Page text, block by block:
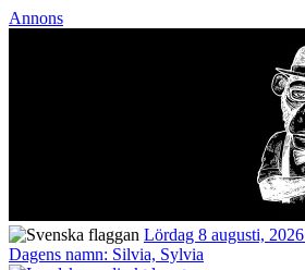
Annons
Lördag 8 augusti, 2026
Dagens namn: Silvia, Sylvia